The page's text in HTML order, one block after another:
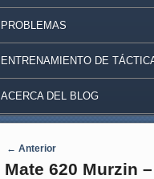
PROBLEMAS
ENTRENAMIENTO DE
ACERCA DEL BLOG
Navegaci�n de entradas
← Anterior
Mate 620 Murzin